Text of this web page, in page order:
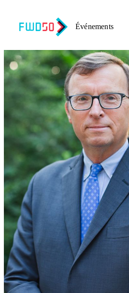
Événements